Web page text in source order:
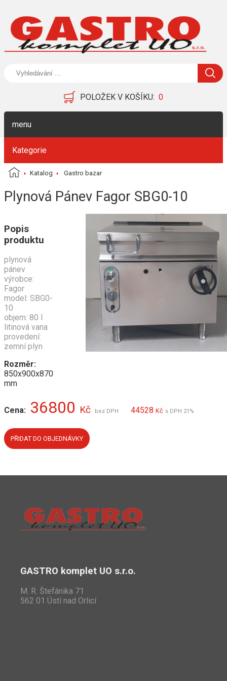
POLOŽEK V KOŠÍKU: 0
menu
Kategorie
Katalog Gastro bazar
Plynová Pánev Fagor SBG0-10
Popis
produktu
plynová
pánev
výrobce:
Fagor
model: SBG0-
10
objem: 80 l
litinová vana
provedení:
zemní plyn
Rozměr:
850x900x870
mm
Cena: 36800 Kč bez DPH 44528 Kč s DPH 21%
PŘIDAT DO OBJEDNÁVKY
GASTRO komplet UO s.r.o.
M. R. Štefánika 71
562 01 Ústí nad Orlicí